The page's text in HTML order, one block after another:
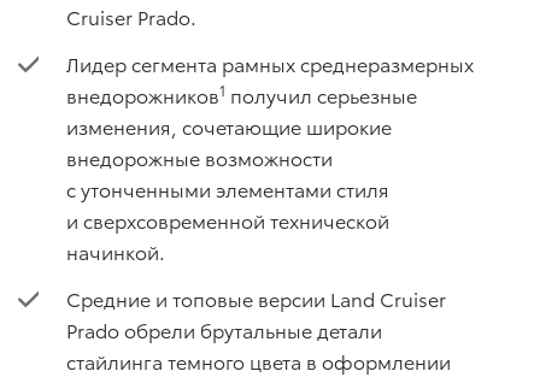
Cruiser Prado.
Лидер сегмента рамных среднеразмерных
внедорожников1 получил серьезные
изменения, сочетающие широкие
внедорожные возможности
с утонченными элементами стиля
и сверхсовременной технической
начинкой.
Средние и топовые версии Land Cruiser
Prado обрели брутальные детали
стайлинга темного цвета в оформлении